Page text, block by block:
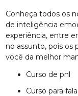
Conheça todos os
de inteligência
experiência, entre
no assunto, pois os
você da melhor
curso de pnl
curso para